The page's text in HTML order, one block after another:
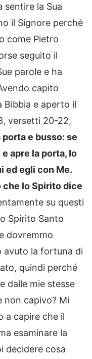
sentire la Sua
il Signore perché
come Pietro
seguito il
parole e ha
capito
Bibbia e aperto il
versetti 20-22,
porta e busso: se
apre la porta, Io
ed egli con Me.
lo Spirito dice
su questi
Spirito Santo
dovremmo
avuto la fortuna di
quindi perché
dalle mie stesse
non capivo? Mi
a capire che il
esaminare la
decidere cosa